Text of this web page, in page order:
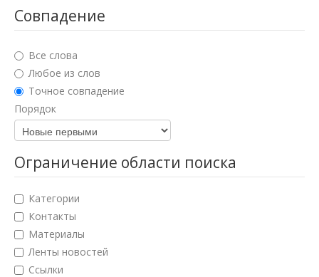
Географические науки
Педагогические науки
Медицинские науки
Фармацевтические науки
Искусствоведение
Архитектура
Психологические науки
Социологические науки
Совпадение
Все слова
Любое из слов
Точное совпадение
Порядок
Ограничение области поиска
Категории
Контакты
Материалы
Ленты новостей
Ссылки